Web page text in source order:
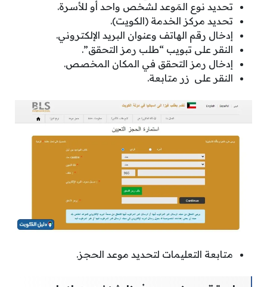
تحديد نوع المَوعد لشخص واحد أو للأسرة.
تحديد مركز الخدمة (الكويت).
إدخال رقم الهاتف وعنوان البريد الإلكتروني.
النقر على تبويب “طلب رمز التحقق”.
إدخال رمز التحقق في المكان المخصص.
النقر على زر متابعة.
متابعة التعليمات لتحديد موعد الحجز.